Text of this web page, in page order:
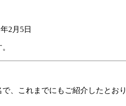
2月5日
、これまでにもご紹介したと